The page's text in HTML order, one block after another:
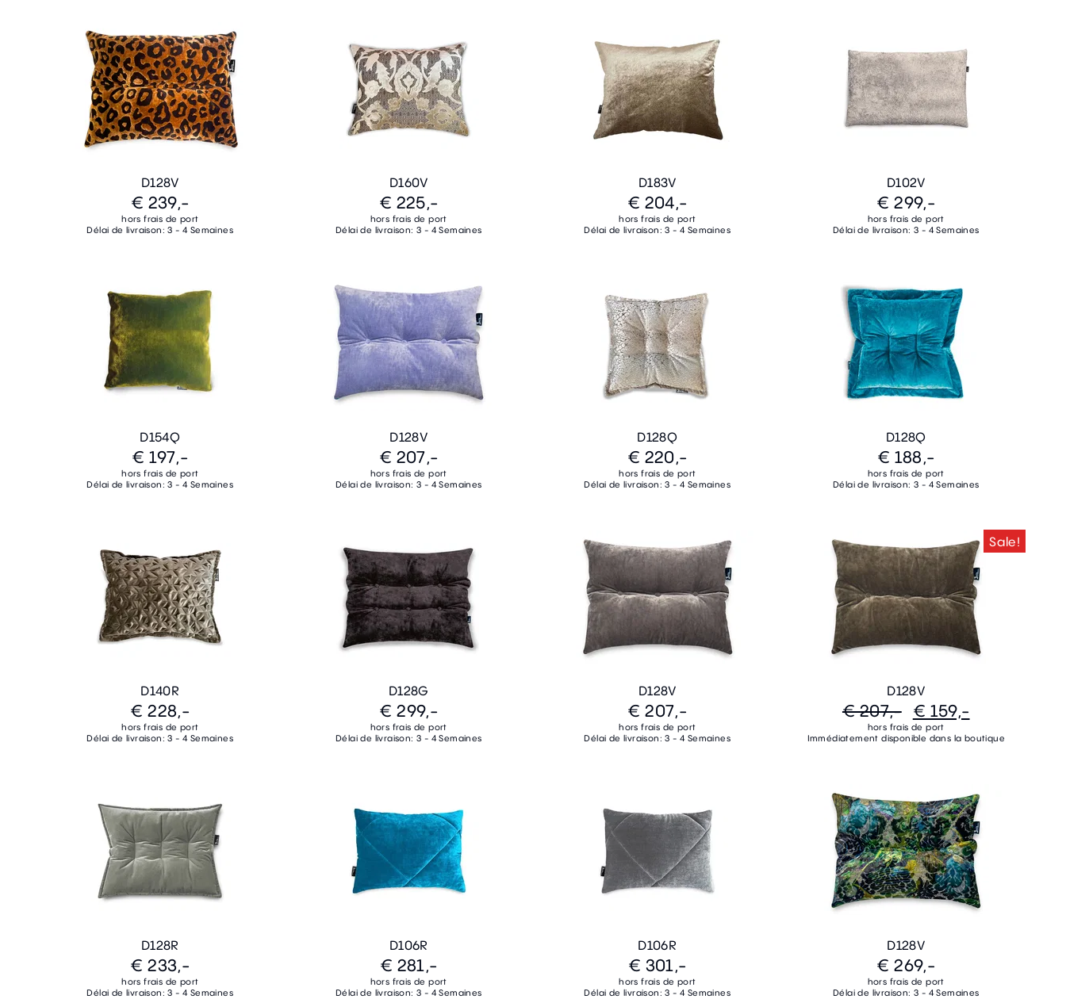
D128V
€ 239,-
hors frais de port
Délai de livraison: 3 - 4 Semaines
D160V
€ 225,-
hors frais de port
Délai de livraison: 3 - 4 Semaines
D183V
€ 204,-
hors frais de port
Délai de livraison: 3 - 4 Semaines
D102V
€ 299,-
hors frais de port
Délai de livraison: 3 - 4 Semaines
D154Q
€ 197,-
hors frais de port
Délai de livraison: 3 - 4 Semaines
D128V
€ 207,-
hors frais de port
Délai de livraison: 3 - 4 Semaines
D128Q
€ 220,-
hors frais de port
Délai de livraison: 3 - 4 Semaines
D128Q
€ 188,-
hors frais de port
Délai de livraison: 3 - 4 Semaines
D140R
€ 228,-
hors frais de port
Délai de livraison: 3 - 4 Semaines
D128G
€ 299,-
hors frais de port
Délai de livraison: 3 - 4 Semaines
D128V
€ 207,-
hors frais de port
Délai de livraison: 3 - 4 Semaines
Sale!
D128V
€ 207,- € 159,-
hors frais de port
Immédiatement disponible dans la boutique
D128R
€ 233,-
hors frais de port
Délai de livraison: 3 - 4 Semaines
D106R
€ 281,-
hors frais de port
Délai de livraison: 3 - 4 Semaines
D106R
€ 301,-
hors frais de port
Délai de livraison: 3 - 4 Semaines
D128V
€ 269,-
hors frais de port
Délai de livraison: 3 - 4 Semaines